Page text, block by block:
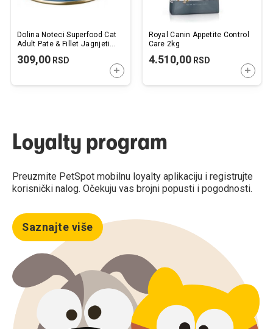
Dolina Noteci Superfood Cat
Adult Pate & Fillet Jagnjetina
185g
309,00 RSD
DODAJTE U KORPU
Royal Canin Appetite Control
Care 2kg
4.510,00RSD
Loyalty program
Preuzmite PetSpot mobilnu loyalty aplikaciju i registrujte
korisnički nalog. Očekuju vas brojni popusti i pogodnosti.
Saznajte više